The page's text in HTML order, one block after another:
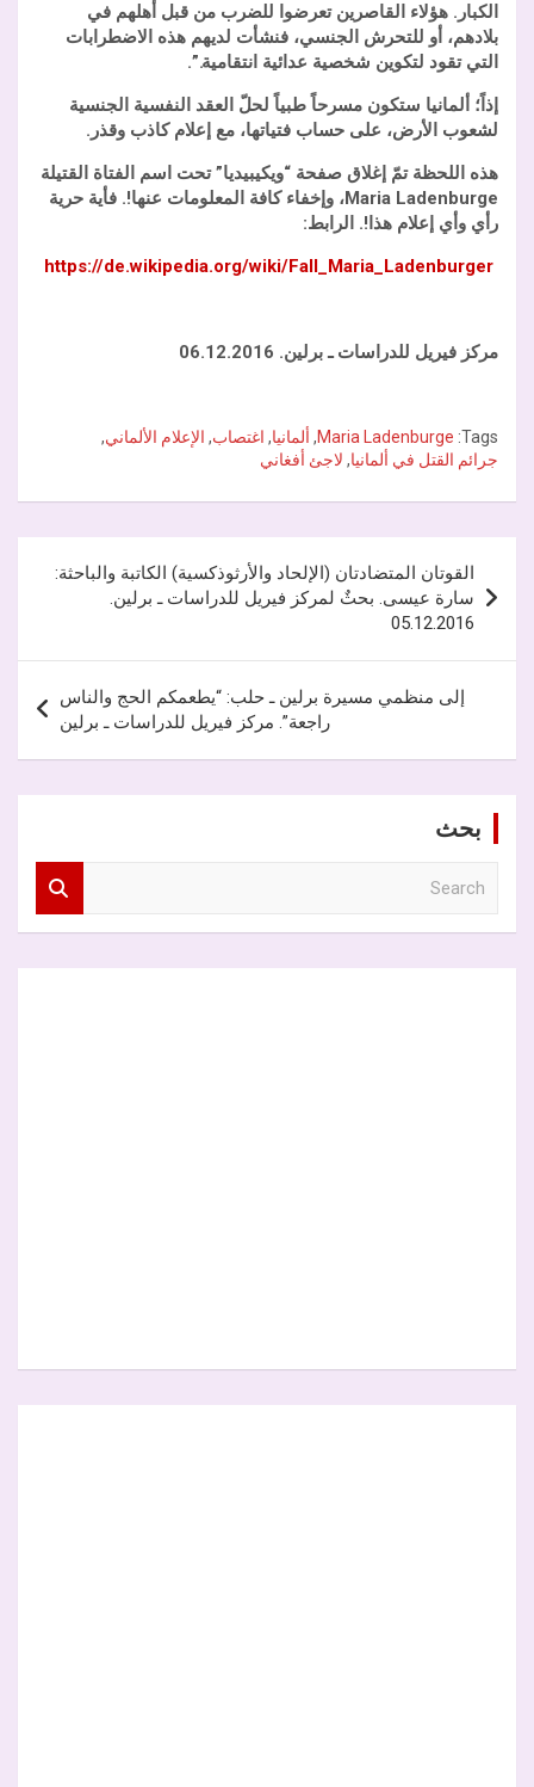
الكبار. هؤلاء القاصرين تعرضوا للضرب من قبل أهلهم في
بلادهم، أو للتحرش الجنسي، فنشأت لديهم هذه الاضطرابات
التي تقود لتكوين شخصية عدائية انتقامية.”.
إذاً؛ ألمانيا ستكون مسرحاً طبياً لحلّ العقد النفسية الجنسية
لشعوب الأرض، على حساب فتياتها، مع إعلام كاذب وقذر.
هذه اللحظة تمّ إغلاق صفحة “ويكيبيديا” تحت اسم الفتاة القتيلة
Maria Ladenburge، وإخفاء كافة المعلومات عنها!. فأية حرية
رأي وأي إعلام هذا!. الرابط:
https://de.wikipedia.org/wiki/Fall_Maria_Ladenburger
مركز فيريل للدراسات ـ برلين. 06.12.2016
Tags:
Maria Ladenburge
, ألمانيا, اغتصاب, الإعلام الألماني,
جرائم القتل في ألمانيا, لاجئ أفغاني
المقالات
القوتان المتضادتان (الإلحاد والأرثوذكسية) الكاتبة والباحثة:
سارة عيسى. بحثٌ لمركز فيريل للدراسات ـ برلين.
05.12.2016
إلى منظمي مسيرة برلين ـ حلب: “يطعمكم الحج والناس
راجعة”. مركز فيريل للدراسات ـ برلين
بحث